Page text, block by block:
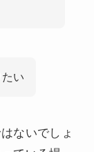
い
ないでしょ